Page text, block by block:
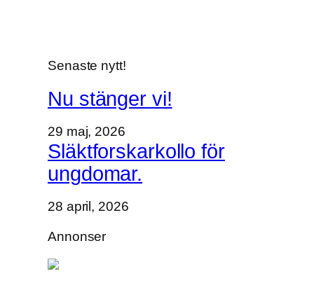
r
k
i
n
g
Senaste nytt!
Nu stänger vi!
29 maj, 2026
Släktforskarkollo för
ungdomar.
28 april, 2026
Annonser